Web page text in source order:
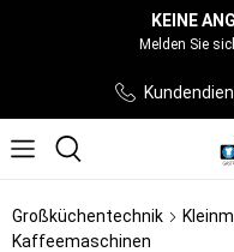
KEINE
Melden Sie
Großküchentechnik
Kaffeemaschinen